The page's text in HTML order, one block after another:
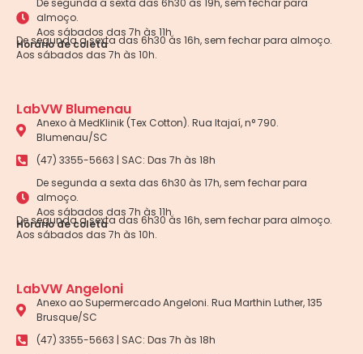
almoço.
Aos sábados das 7h às 11h.
Horário de coleta
De segunda a sexta das 6h30 às 16h, sem fechar para almoço.
Aos sábados das 7h às 10h.
LabVW Blumenau
Anexo à MedKlinik (Tex Cotton). Rua Itajaí, n° 790.
Blumenau/SC
(47) 3355-5663 | SAC: Das 7h às 18h
De segunda a sexta das 6h30 às 17h, sem fechar para
almoço.
Aos sábados das 7h às 11h.
Horário de coleta
De segunda a sexta das 6h30 às 16h, sem fechar para almoço.
Aos sábados das 7h às 10h.
LabVW Angeloni
Anexo ao Supermercado Angeloni. Rua Marthin Luther, 135
Brusque/SC
(47) 3355-5663 | SAC: Das 7h às 18h